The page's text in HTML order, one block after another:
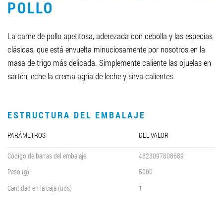
POLLO
La carne de pollo apetitosa, aderezada con cebolla y las especias
clásicas, que está envuelta minuciosamente por nosotros en la
masa de trigo más delicada. Simplemente caliente las ojuelas en
sartén, eche la crema agria de leche y sirva calientes.
ESTRUCTURA DEL EMBALAJE
PARÁMETROS DEL VALOR
Código de barras del embalaje
4823097808689
Peso (g)
5000
Cantidad en la caja (uds)
1